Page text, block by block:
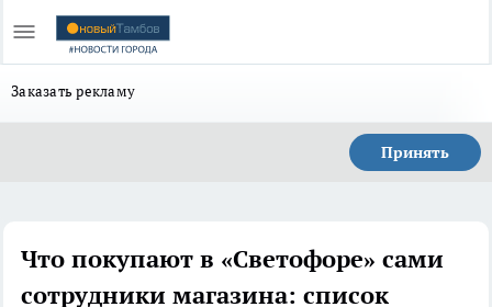
Заказать рекламу
Принять
Что покупают в «Светофоре» сами
сотрудники магазина: список